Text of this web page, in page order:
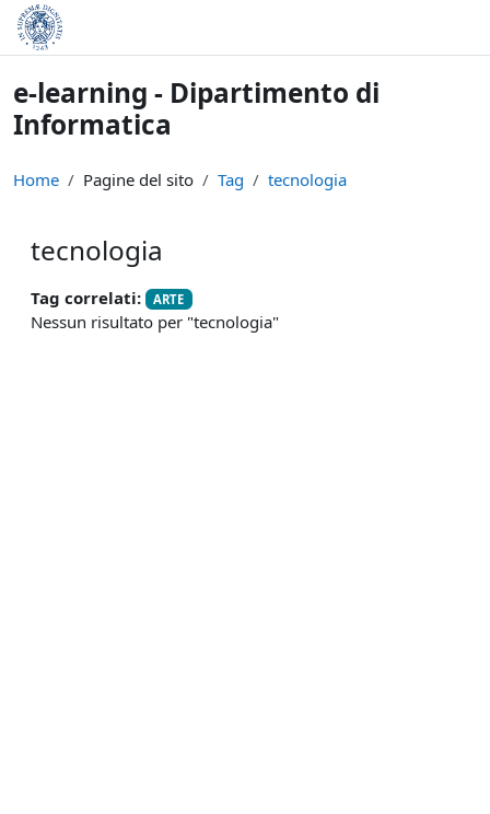
Vai al contenuto principale
e-learning - Dipartimento di
Informatica
Home Pagine del sito Tag tecnologia
tecnologia
Tag correlati: ARTE
Nessun risultato per "tecnologia"